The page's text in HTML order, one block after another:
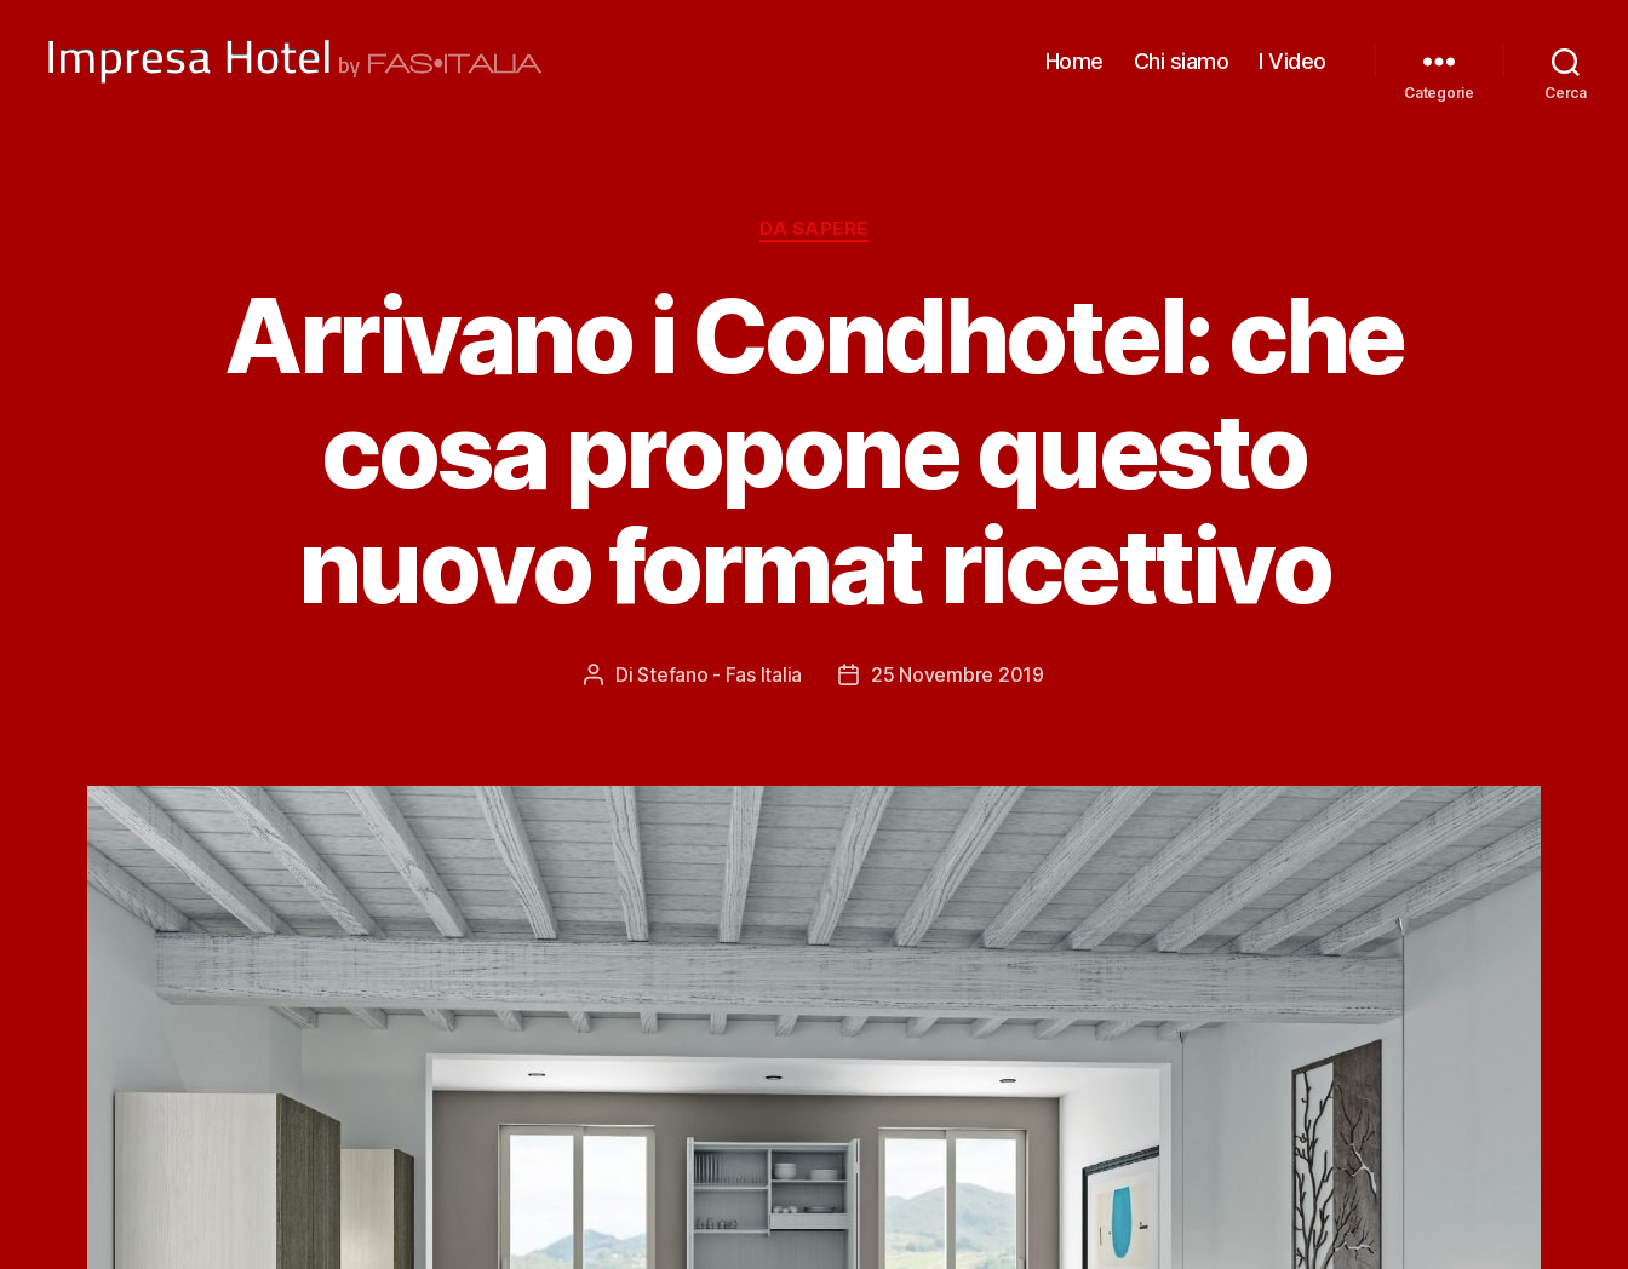
Home Chi siamo I Video
Categorie Cerca
Categorie
DA SAPERE
Arrivano i Condhotel: che
cosa propone questo
nuovo format ricettivo
Autore
DiStefano - Fas Italia
Data25 Novembre 2019